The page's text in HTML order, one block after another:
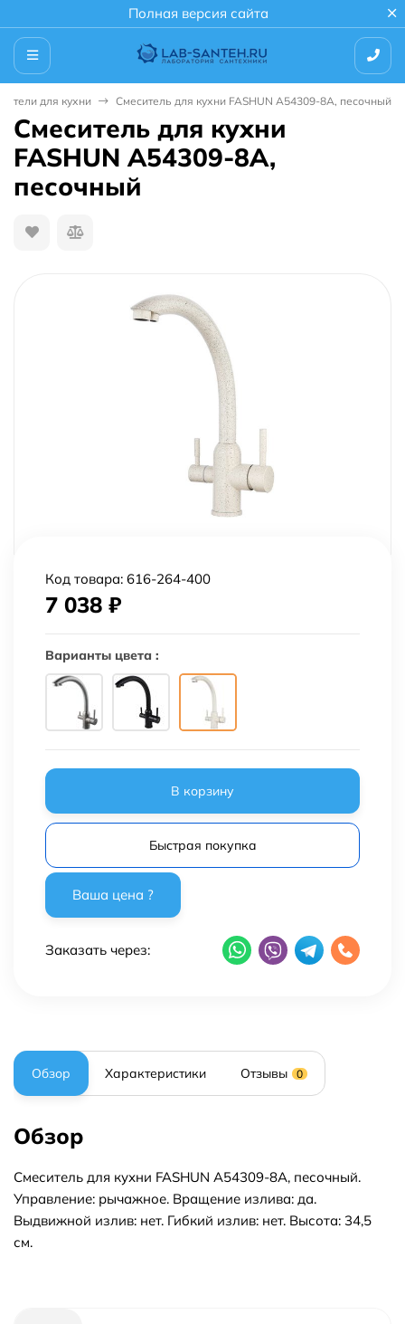
Полная версия сайта
для кухни Смеситель для кухни FASHUN A54309-8A, песочный
Смеситель для кухни
FASHUN A54309-8A,
песочный
Код товара: 616-264-400
7 038 ₽
Варианты цвета :
В корзину
Быстрая покупка
Заказать через:
Обзор Характеристики Отзывы 0
Обзор
Смеситель для кухни FASHUN A54309-8A, песочный.
Управление: рычажное. Вращение излива: да.
Выдвижной излив: нет. Гибкий излив: нет. Высота: 34,5
см.